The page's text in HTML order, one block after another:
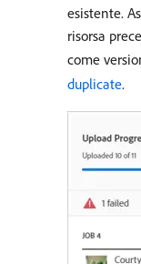
esistente.
risorsa
come
duplicate.